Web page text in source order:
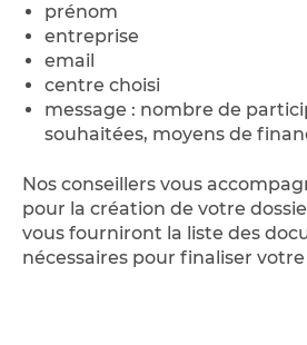
prénom
entreprise
email
centre choisi
message : nombre de
souhaitées, moyens de
Nos conseillers vous
pour la création de votre
vous fourniront la liste des
nécessaires pour finaliser